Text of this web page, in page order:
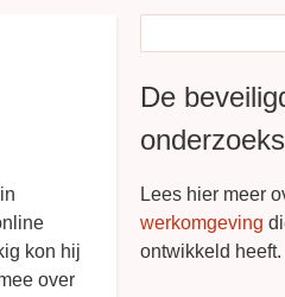
kon hij
over
De
Lees hier meer
werkomgeving
ontwikkeld heeft.